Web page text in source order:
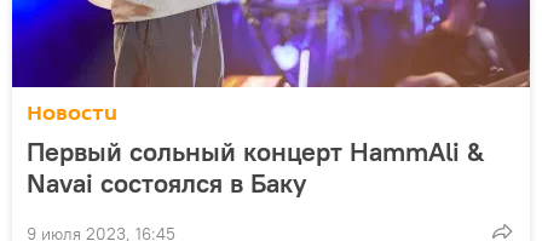
Новости
Первый сольный концерт HammAli &
Navai состоялся в Баку
9 июля 2023, 16:45